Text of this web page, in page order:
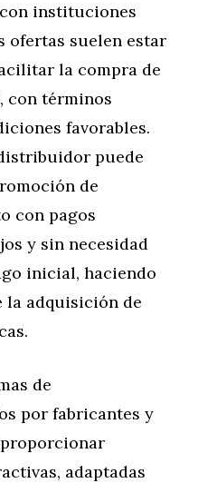
instituciones
ofertas suelen estar
la compra de
con términos
favorables.
puede
de
con pagos
y sin necesidad
inicial, haciendo
la adquisición de
de
por fabricantes y
adaptadas